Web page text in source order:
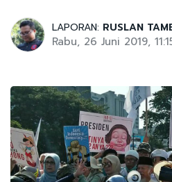
LAPORAN: RUSLAN
Rabu, 26 Juni 2019,